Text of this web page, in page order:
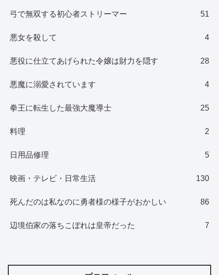
弓で無双する初心者ストリーマー 51
悪女を殺して 4
悪役に仕立てあげられた令嬢は財力を隠す 28
悪魔に溺愛されています 4
拳王に転生した最強大魔導士 25
料理 2
日用品修理 5
映画・テレビ・日常生活 130
死んだのは私なのに勇者様の様子がおかしい 86
辺境伯家の落ちこぼれは皇帝だった 7